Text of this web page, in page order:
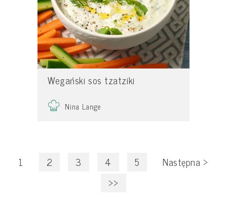
Wegański sos tzatziki
Nina Lange
1 2 3 4 5 Następna>
>>